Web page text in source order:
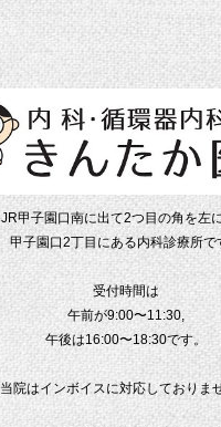
JR甲子園口南に出て2つ目の角を左
甲子園口2丁目にある内科診療所で
受付時間は
午前が9:00〜11:30,
午後は16:00〜18:30です。
当院はインボイスに対応しておりま